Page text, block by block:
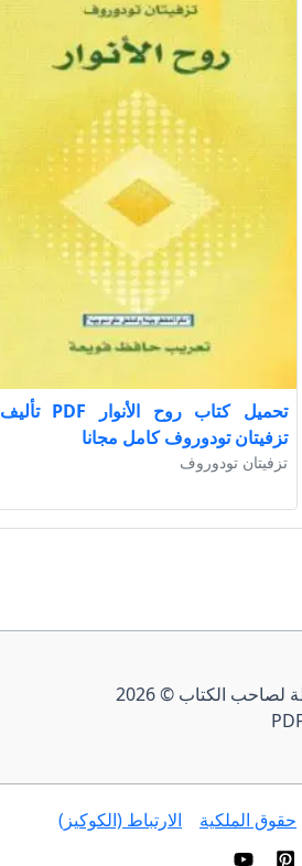
تحميل كتاب روح الأنوار PDF تأليف
تزفيتان تودوروف كامل مجانا
تزفيتان تودوروف
حقوق الطبع والنشر محفوظة لصاحب الكتاب © 2026
حقوق الملكية الارتباط (الكوكيز)